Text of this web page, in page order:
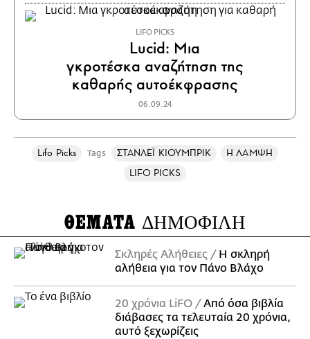
LIFO PICKS
Lucid: Mια
γκροτέσκα αναζήτηση της
καθαρής αυτοέκφρασης
06.09.24
Lifo Picks Tags ΣΤΑΝΛΕΪ ΚΙΟΥΜΠΡΙΚ
Η ΛΑΜΨΗ
LIFO PICKS
ΘΕΜΑΤΑ ΔΗΜΟΦΙΛΗ
Σκληρές Αλήθειες
H σκληρή
αλήθεια για τον Πάνο Βλάχο
20 χρόνια LiFO
Από όσα βιβλία
διάβασες τα τελευταία 20 χρόνια,
αυτό ξεχωρίζεις